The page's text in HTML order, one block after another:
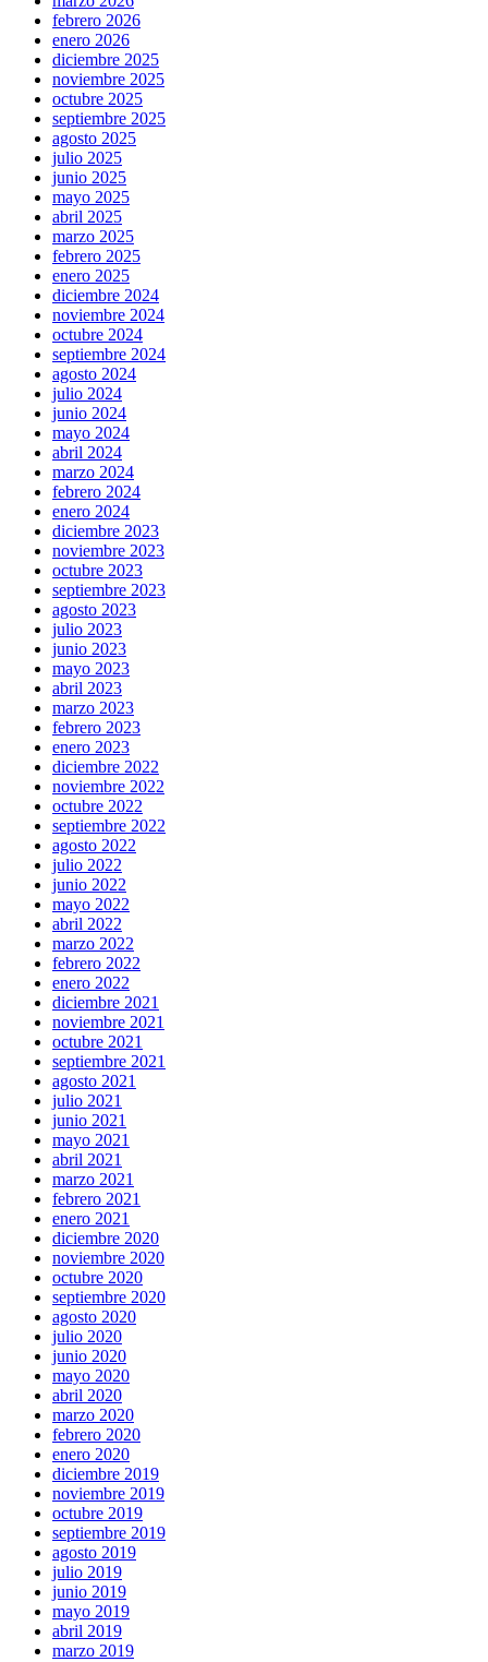
febrero 2026
enero 2026
diciembre 2025
noviembre 2025
octubre 2025
septiembre 2025
agosto 2025
julio 2025
junio 2025
mayo 2025
abril 2025
marzo 2025
febrero 2025
enero 2025
diciembre 2024
noviembre 2024
octubre 2024
septiembre 2024
agosto 2024
julio 2024
junio 2024
mayo 2024
abril 2024
marzo 2024
febrero 2024
enero 2024
diciembre 2023
noviembre 2023
octubre 2023
septiembre 2023
agosto 2023
julio 2023
junio 2023
mayo 2023
abril 2023
marzo 2023
febrero 2023
enero 2023
diciembre 2022
noviembre 2022
octubre 2022
septiembre 2022
agosto 2022
julio 2022
junio 2022
mayo 2022
abril 2022
marzo 2022
febrero 2022
enero 2022
diciembre 2021
noviembre 2021
octubre 2021
septiembre 2021
agosto 2021
julio 2021
junio 2021
mayo 2021
abril 2021
marzo 2021
febrero 2021
enero 2021
diciembre 2020
noviembre 2020
octubre 2020
septiembre 2020
agosto 2020
julio 2020
junio 2020
mayo 2020
abril 2020
marzo 2020
febrero 2020
enero 2020
diciembre 2019
noviembre 2019
octubre 2019
septiembre 2019
agosto 2019
julio 2019
junio 2019
mayo 2019
abril 2019
marzo 2019